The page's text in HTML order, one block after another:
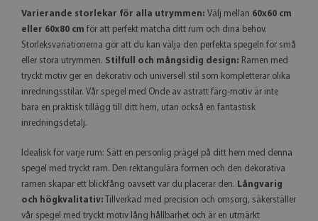
Varierande storlekar för alla utrymmen: Välj mellan 60x60 cm
eller 60x80 cm för att perfekt matcha ditt rum och dina behov.
Storleksvariationerna gör att du kan välja den perfekta spegeln för små
eller stora utrymmen. Stilfull och mångsidig design: Ramen med
tryckt motiv ger en dekorativ och universell stil som kompletterar olika
inredningsstilar. Vår spegel med Onde av astratt färg-motiv är inte
bara en praktisk tillägg till ditt hem, utan också en fantastisk
inredningsdetalj.
Idealisk för varje rum: Sätt en personlig prägel på ditt hem med denna
spegel med tryckt ram. Den rektangulära formen och den dekorativa
ramen skapar ett blickfång oavsett var du placerar den. Långvarig
och högkvalitativ: Tillverkad med precision och omsorg, säkerställer
vår spegel med tryckt motiv lång hållbarhet och är en utmärkt